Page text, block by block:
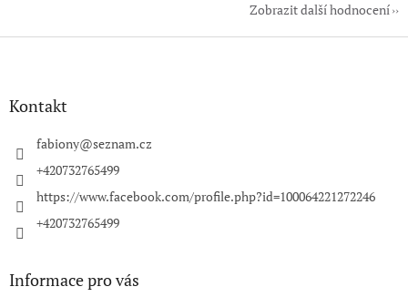
Zobrazit další hodnocení
Z
Kontakt
fabiony@seznam.cz
+420732765499
https://www.facebook.com/profile.php?id=100064221272246
+420732765499
Informace pro vás